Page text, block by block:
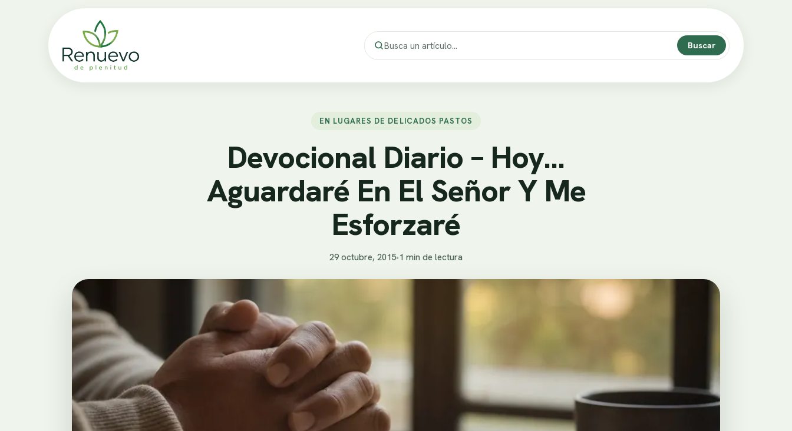
Buscar
EN LUGARES DE DELICADOS PASTOS
Devocional Diario – Hoy…
Aguardaré En El Señor Y Me
Esforzaré
29 octubre, 2015•1 min de lectura